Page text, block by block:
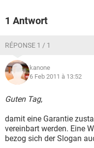
1 Antwort
RÉPONSE 1 / 1
kanone
6 Feb 2011 à 13:52
Guten Tag,
damit eine Garantie
vereinbart werden. Eine
bezog sich der Slogan